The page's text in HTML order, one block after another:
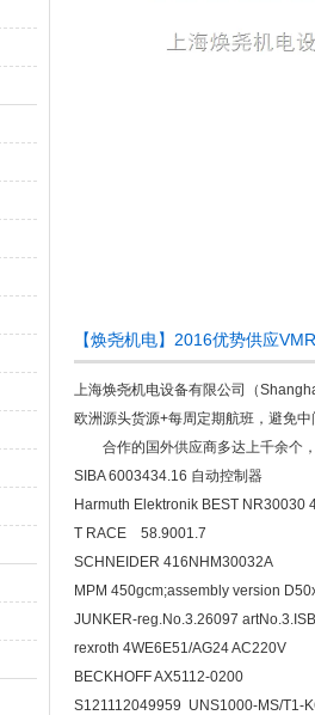
【焕尧机电】2016优势供应
上海焕尧机电设备有限公司（
欧洲源头货源+每周定期航班，避免
合作的国外供应商多达上千余个，
SIBA 6003434.16 自动控制器
Harmuth Elektronik BEST NR30030
T RACE 58.9001.7
SCHNEIDER 416NHM30032A
MPM 450gcm;assembly version
JUNKER-reg.No.3.26097
rexroth 4WE6E51/AG24 AC220V
BECKHOFF AX5112-0200
S121112049959 UNS1000-MS/T1-